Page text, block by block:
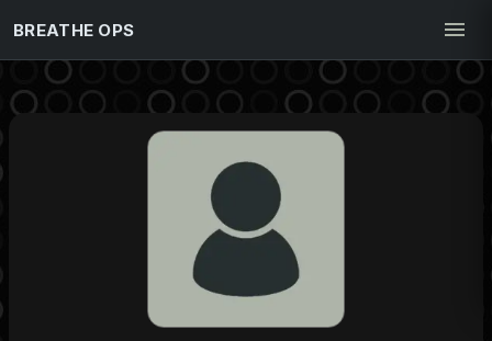
BREATHE OPS